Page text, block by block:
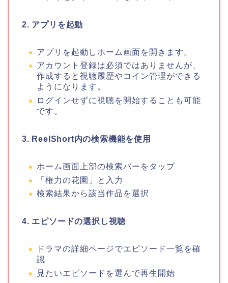
2. アプリを起動
アプリを起動しホーム画面を開きます。
アカウント登録は必須ではありませんが、
作成すると視聴履歴やコイン管理ができる
ようになります。
ログインせずに視聴を開始することも可能
です。
3. ReelShort内の検索機能を使用
ホーム画面上部の検索バーをタップ
「権力の花園」と入力
検索結果から該当作品を選択
4. エピソードの選択し視聴
ドラマの詳細ページでエピソード一覧を確
認
見たいエピソードを選んで再生開始